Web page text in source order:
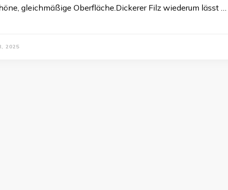
gleichmäßige Oberfläche.Dickerer Filz wiederum lässt …
2025